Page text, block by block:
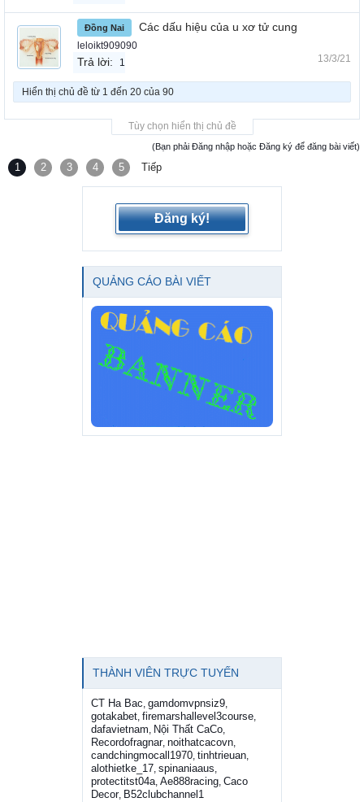
Đồng Nai Các dấu hiệu của u xơ tử cung
leloikt909090
Trả lời: 1 13/3/21
Hiển thị chủ đề từ 1 đến 20 của 90
Tùy chọn hiển thị chủ đề
(Bạn phải Đăng nhập hoặc Đăng ký để đăng bài viết)
1 2 3 4 5 Tiếp
Đăng ký!
QUẢNG CÁO BÀI VIẾT
THÀNH VIÊN TRỰC TUYẾN
CT Ha Bac, gamdomvpnsiz9,
gotakabet, firemarshallevel3course,
dafavietnam, Nội Thất CaCo,
Recordofragnar, noithatcacovn,
candchingmocall1970, tinhtrieuan,
alothietke_17, spinaniaaus,
protectitst04a, Ae888racing, Caco
Decor, B52clubchannel1